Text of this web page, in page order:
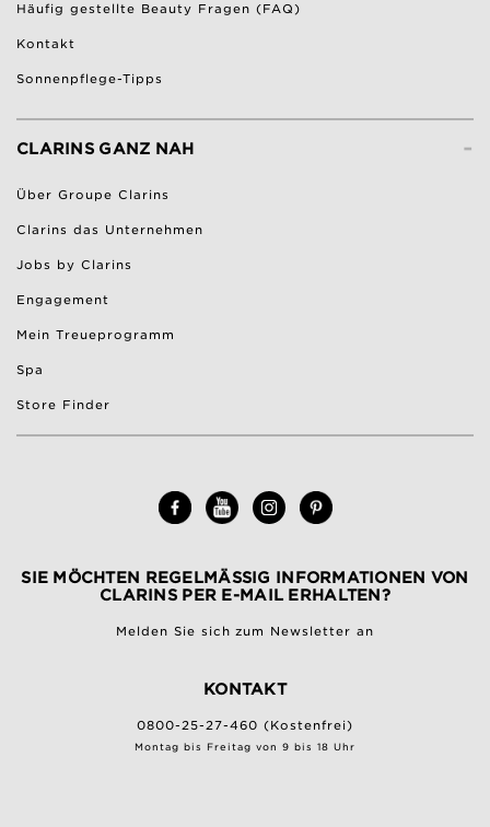
Häufig gestellte Beauty Fragen (FAQ)
Kontakt
Sonnenpflege-Tipps
-
CLARINS GANZ NAH
Über Groupe Clarins
Clarins das Unternehmen
Jobs by Clarins
Engagement
Mein Treueprogramm
Spa
Store Finder
SIE MÖCHTEN REGELMÄSSIG INFORMATIONEN VON C
LARINS PER E-MAIL ERHALTEN?
Melden Sie sich zum Newsletter an
KONTAKT
0800-25-27-460 (Kostenfrei)
Montag bis Freitag von 9 bis 18 Uhr